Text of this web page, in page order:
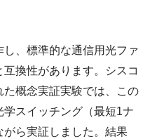
、標準的な通信用光ファ
換性があります。シスコ
概念実証実験では、この
スイッチング（最短1ナ
がら実証しました。結果